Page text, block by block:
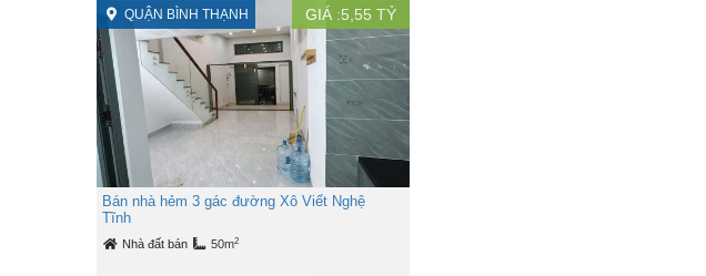
QUẬN BÌNH THẠNH GIÁ :5,55 TỶ
Bán nhà hẻm 3 gác đường Xô Viết Nghệ
Tĩnh
Nhà đất bán 50m2